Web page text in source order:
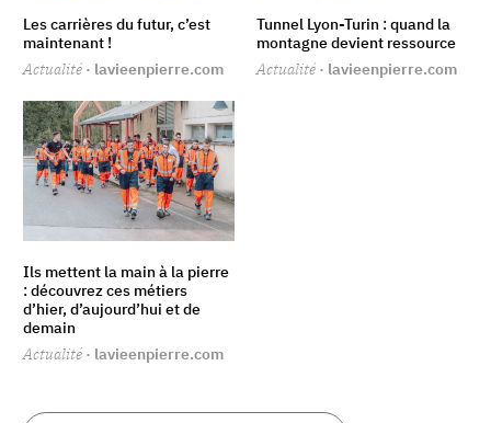
Les carrières du futur, c’est
maintenant !
Actualité · lavieenpierre.com
Tunnel Lyon-Turin : quand la
montagne devient ressource
Actualité · lavieenpierre.com
Ils mettent la main à la pierre
: découvrez ces métiers
d’hier, d’aujourd’hui et de
demain
Actualité · lavieenpierre.com